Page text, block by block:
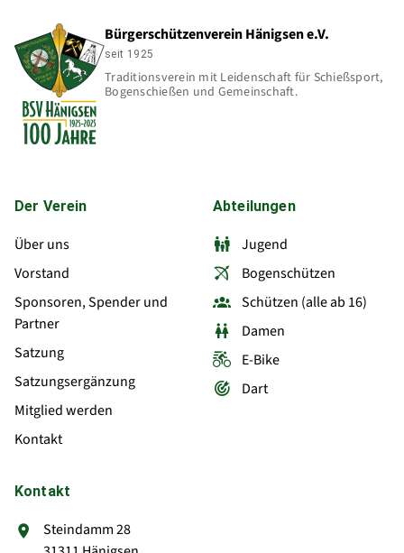
Bürgerschützenverein Hänigsen e.V.
seit 1925
Traditionsverein mit Leidenschaft für Schießsport,
Bogenschießen und Gemeinschaft.
Der Verein
Über uns
Vorstand
Sponsoren, Spender und
Partner
Satzung
Satzungsergänzung
Mitglied werden
Kontakt
Abteilungen
Jugend
Bogenschützen
Schützen (alle ab 16)
Damen
E-Bike
Dart
Kontakt
Steindamm 28